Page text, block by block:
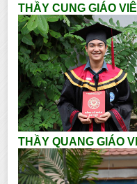
THẦY CUNG GIÁO
THẦY QUANG GIÁO